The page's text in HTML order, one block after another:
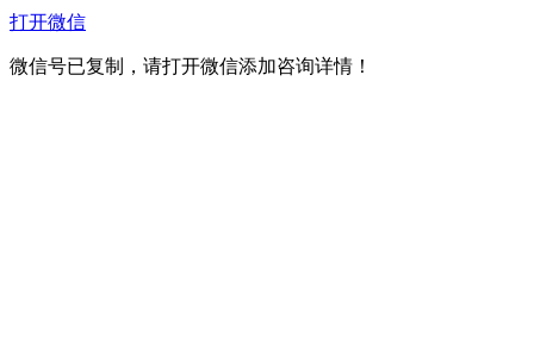
打开微信
微信号已复制，请打开微信添加咨询详情！